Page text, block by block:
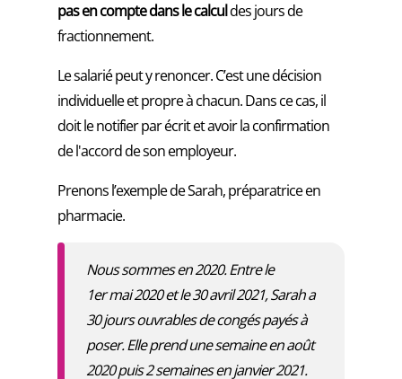
pas en compte dans le calculdes jours de
fractionnement.
Le salarié peut y renoncer. C’est une décision
individuelle et propre à chacun. Dans ce cas, il
doit le notifier par écrit et avoir la confirmation
de l'accord de son employeur.
Prenons l’exemple de Sarah, préparatrice en
pharmacie.
Nous sommes en 2020. Entre le
1er mai 2020 et le 30 avril 2021, Sarah a
30 jours ouvrables de congés payés à
poser. Elle prend une semaine en août
2020 puis 2 semaines en janvier 2021.